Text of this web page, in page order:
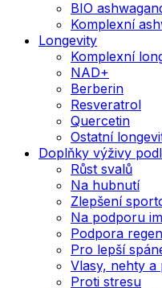
BIO
Komplexní
Longevity
Komplexní
NAD+
Berberin
Resveratrol
Quercetin
Ostatní
Doplňky výživy
Růst svalů
Na hubnutí
Zlepšení
Na podporu
Podpora
Pro lepší
Vlasy, nehty a
Proti stresu